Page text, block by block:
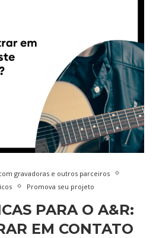
gravadoras e outros parceiros
Promova seu projeto
PARA O A&R:
EM CONTATO